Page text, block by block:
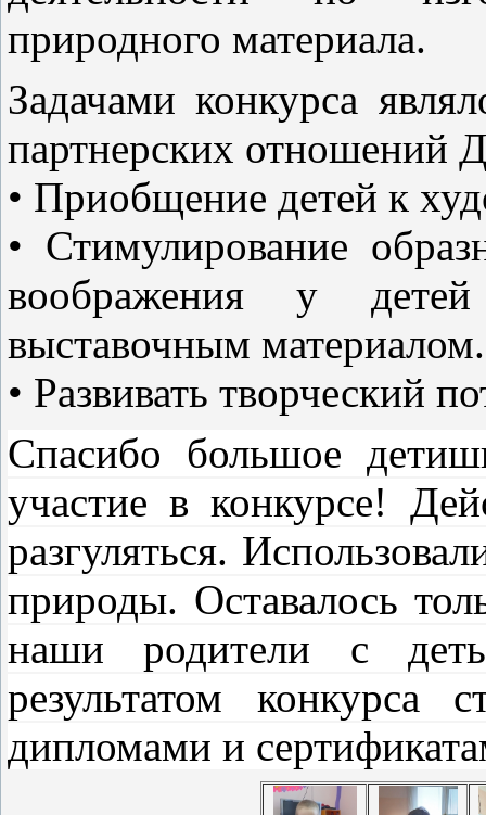
природного материала.
Задачами конкурса
партнерских отношений
• Приобщение детей к
• Стимулирование
воображения у
выставочным
• Развивать творческий
Спасибо большое
участие в конкурсе!
разгуляться.
природы. Оставалось
наши родители с
результатом конкурса
дипломами и